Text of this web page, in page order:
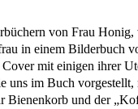
von Frau
in einem Bilderbuch
Cover mit einigen ihrer
uns im Buch vorgestellt,
Bienenkorb und der